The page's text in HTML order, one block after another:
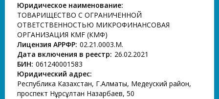
Юридическое наименование:
ТОВАРИЩЕСТВО С ОГРАНИЧЕННОЙ
ОТВЕТСТВЕННОСТЬЮ МИКРОФИНАНСОВАЯ
ОРГАНИЗАЦИЯ KMF (КМФ)
Лицензия АРРФР: 02.21.0003.М.
Дата включения в реестр: 26.02.2021
БИН: 061240001583
Юридический адрес:
Республика Казахстан, Г.Алматы, Медеуский район,
проспект Нұрсұлтан Назарбаев, 50